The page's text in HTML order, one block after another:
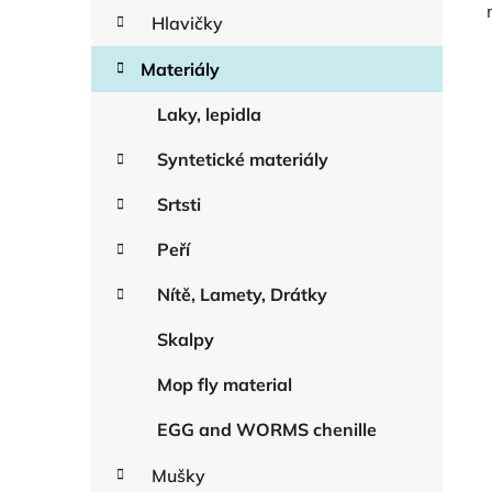
Hlavičky
Materiály
Laky, lepidla
Syntetické materiály
Srtsti
Peří
Nítě, Lamety, Drátky
Skalpy
Mop fly material
EGG and WORMS chenille
Mušky